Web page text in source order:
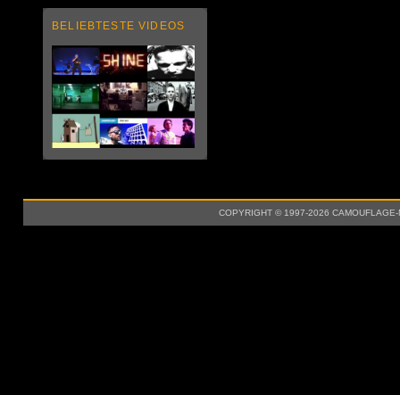
BELIEBTESTE VIDEOS
COPYRIGHT © 1997-2026 CAMOUFLAGE-